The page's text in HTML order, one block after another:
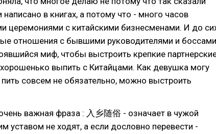
в книгах, а потому что - много часов
церемониями с китайскими бизнесменами. И до
отношения с бывшими руководителями и боссами
миф, чтобы выстроить крепкие
выпить с Китайцами. Как девушка могу
пить совсем не обязательно, можно выстроить
важная фраза : 入乡随俗 - означает в чужой
уставом не ходят, а если дословно перевести -